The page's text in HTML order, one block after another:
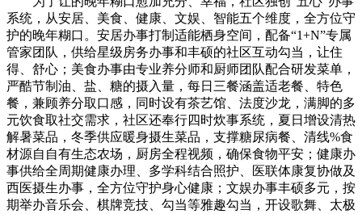
系统，从安居、美食、健康、文娱、智能五个维度，全方位守
护的晚年糊口。安居办事打制适能栖身空间，配备“1+N”专属
管家团队，供给星级房务办事和丰硕的社区互动勾当，让住
得、舒心；美食办事由专业养分师和厨师团队配合研发菜单，
严酷节制油、盐、糖的摄入量，每日三餐涵盖适老餐、特色
餐，兼顾养分取口感，同时设有茶艺馆、法度沙龙，满脚的多
元饮食取社交需求，社区还奉行四时炊事系统，夏日增设清热
解暑菜品，冬季供应暖身摄生菜品，支撑糖尿病餐、清线%食
材源自自有生态农场，厨房全程视频，确保食物平安；健康办
事供给全周期健康办理、多学科结合照护、医联体康复协做及
西医摄生办事，全方位守护身心健康；文娱办事丰硕多元，按
期举办音乐会、棋牌竞技、勾当等雅趣勾当，开设歌舞、太极